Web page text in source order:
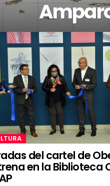
del cartel de
en la Biblioteca